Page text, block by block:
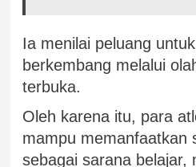
Ia menilai peluang
berkembang melalui
terbuka.
Oleh karena itu, para
mampu memanfaatkan
sebagai sarana belajar,